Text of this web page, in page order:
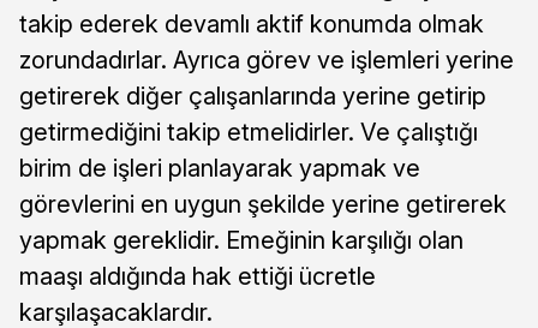
takip ederek devamlı aktif konumda olmak
zorundadırlar. Ayrıca görev ve işlemleri yerine
getirerek diğer çalışanlarında yerine getirip
getirmediğini takip etmelidirler. Ve çalıştığı
birim de işleri planlayarak yapmak ve
görevlerini en uygun şekilde yerine getirerek
yapmak gereklidir. Emeğinin karşılığı olan
maaşı aldığında hak ettiği ücretle
karşılaşacaklardır.